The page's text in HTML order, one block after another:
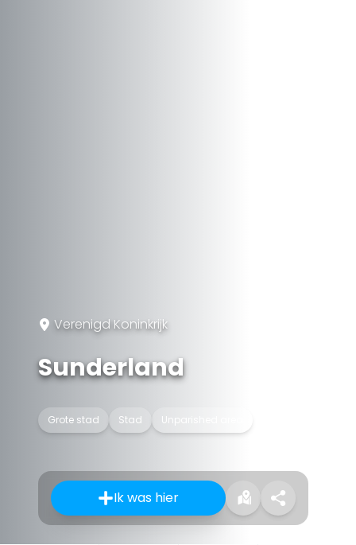
Verenigd Koninkrijk
Sunderland
Grote stad Stad Unparished area
Ik was hier